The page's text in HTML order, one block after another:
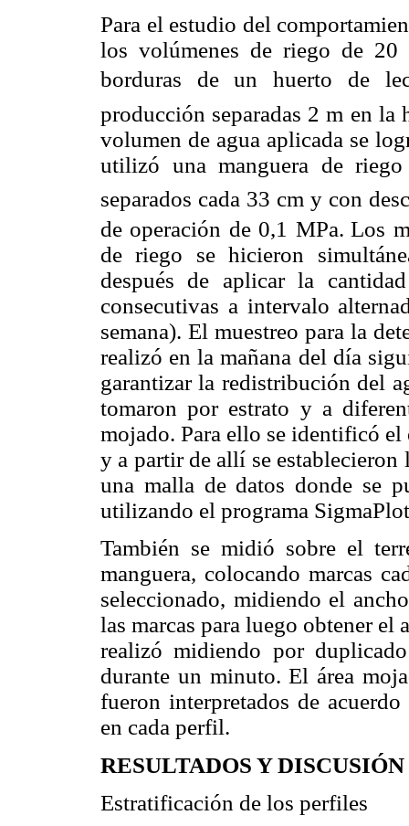
Para el estudio del
los volúmenes de riego de
borduras de un huerto de
producción separadas 2 m en
volumen de agua aplicada se
utilizó una manguera de
separados cada 33 cm y con
de operación de 0,1 MPa. Los
de riego se hicieron
después de aplicar la
consecutivas a intervalo
semana). El muestreo para la
realizó en la mañana del día
garantizar la redistribución del
tomaron por estrato y a
mojado. Para ello se identificó
y a partir de allí se
una malla de datos donde se
utilizando el programa
También se midió sobre el
manguera, colocando marcas
seleccionado, midiendo el
las marcas para luego obtener
realizó midiendo por
durante un minuto. El área
fueron interpretados de
en cada perfil.
RESULTADOS Y DISCUSIÓN
Estratificación de los perfiles